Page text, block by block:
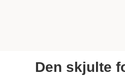
Den skjulte